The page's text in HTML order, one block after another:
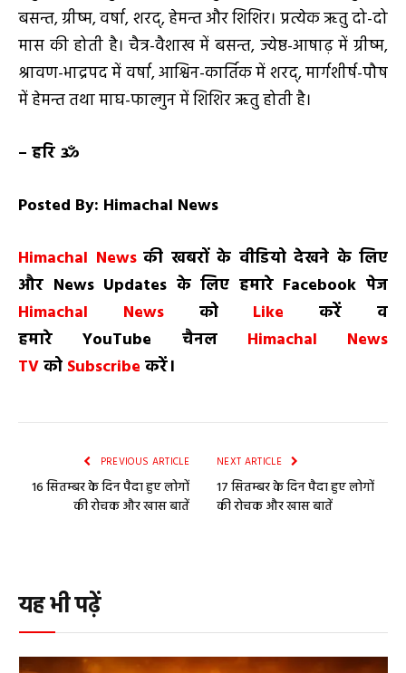
बसन्त, ग्रीष्म, वर्षा, शरद्, हेमन्त और शिशिर। प्रत्येक ऋतु दो-दो
मास की होती है। चैत्र-वैशाख में बसन्त, ज्येष्ठ-आषाढ़ में ग्रीष्म,
श्रावण-भाद्रपद में वर्षा, आश्विन-कार्तिक में शरद्, मार्गशीर्ष-पौष
में हेमन्त तथा माघ-फाल्गुन में शिशिर ऋतु होती है।
– हरि ॐ
Posted By: Himachal News
Himachal News की खबरों के वीडियो देखने के लिए
और News Updates के लिए हमारेFacebookपेज
Himachal Newsको Likeकरें व
हमारे YouTube चैनल
Himachal News
TVको Subscribe करें।
PREVIOUS ARTICLE
16 सितम्बर के दिन पैदा हुए लोगों
की रोचक और खास बातें
NEXT ARTICLE
17 सितम्बर के दिन पैदा हुए लोगों
की रोचक और खास बातें
यह भी पढ़ें